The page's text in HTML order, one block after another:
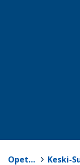
Opetussuunnitelmat >